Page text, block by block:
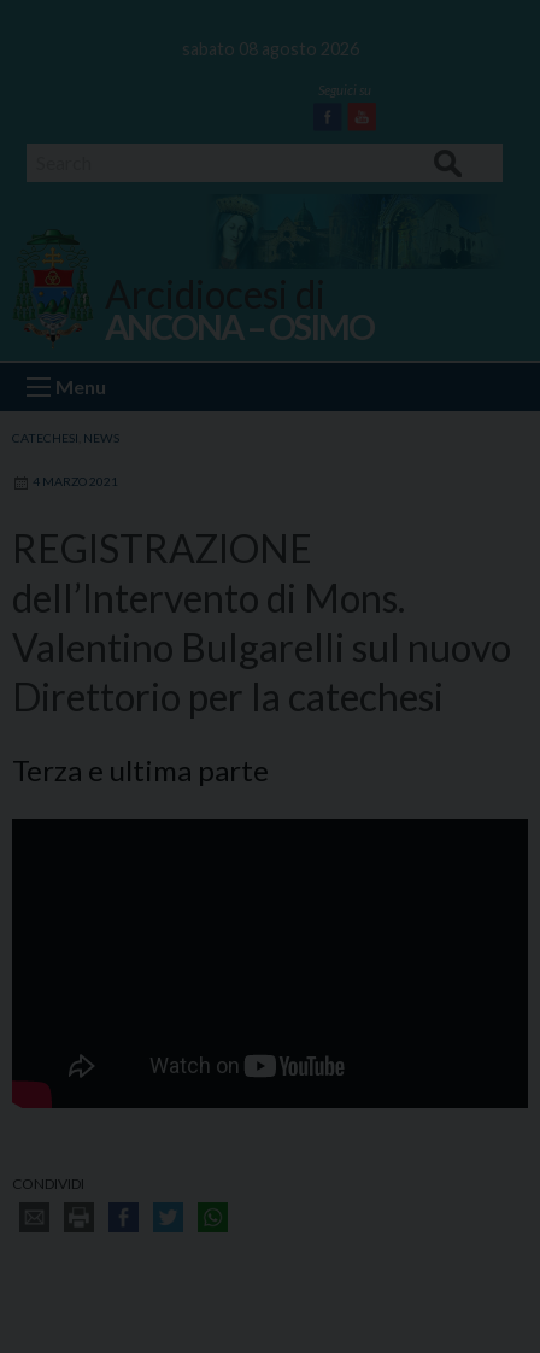
sabato 08 agosto 2026
Facebook
Youtube
Ancona Osimo
ANCONA – OSIMO
Menu
CATECHESI NEWS
4 MARZO 2021
REGISTRAZIONE
dell’Intervento di Mons.
Valentino Bulgarelli sul nuovo
Direttorio per la catechesi
Terza e ultima parte
CONDIVIDI